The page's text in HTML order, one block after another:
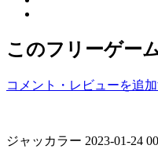
このフリーゲー
コメント・レビューを追
ジャッカラー 2023-01-24